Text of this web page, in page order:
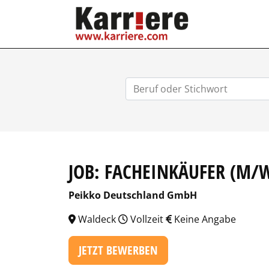
JOB: FACHEINKÄUFER
Peikko Deutschland GmbH
Waldeck
Vollzeit Keine Angabe
JETZT BEWERBEN